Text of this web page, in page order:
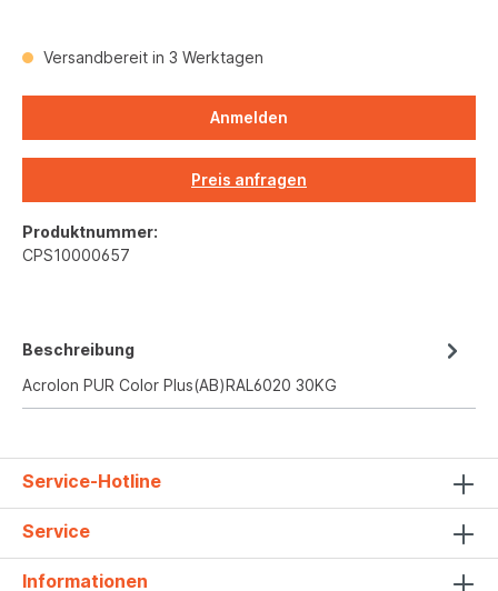
Versandbereit in 3 Werktagen
Anmelden
Preis anfragen
Produktnummer:
CPS10000657
Beschreibung
Acrolon PUR Color Plus(AB)RAL6020 30KG
Service-Hotline
Service
Informationen